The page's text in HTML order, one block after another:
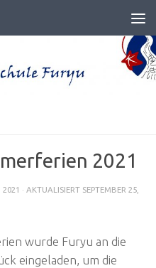
2021
2021 · AKTUALISIERT SEPTEMBER 25,
wurde Furyu an die
eingeladen, um die